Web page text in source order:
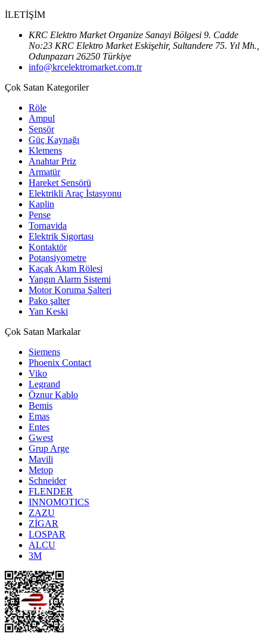
İLETİŞİM
KRC Elektro Market Organize Sanayi Bölgesi 9. Cadde
No:23 KRC Elektro Market Eskişehir, Sultandere 75. Yıl Mh.,
Odunpazarı 26250 Türkiye
info@krcelektromarket.com.tr
Çok Satan Kategoriler
Röle
Ampul
Sensör
Güç Kaynağı
Klemens
Anahtar Priz
Armatür
Hareket Sensörü
Elektrikli Araç İstasyonu
Kaplin
Pense
Tornavida
Elektrik Sigortası
Kontaktör
Potansiyometre
Kaçak Akım Rölesi
Yangın Alarm Sistemi
Motor Koruma Şalteri
Pako şalter
Yan Keski
Çok Satan Markalar
Siemens
Phoenix Contact
Viko
Legrand
Öznur Kablo
Bemis
Emas
Entes
Gwest
Grup Arge
Mavili
Metop
Schneider
FLENDER
INNOMOTICS
ZAZU
ZİGAR
LOSPAR
ALCU
3M